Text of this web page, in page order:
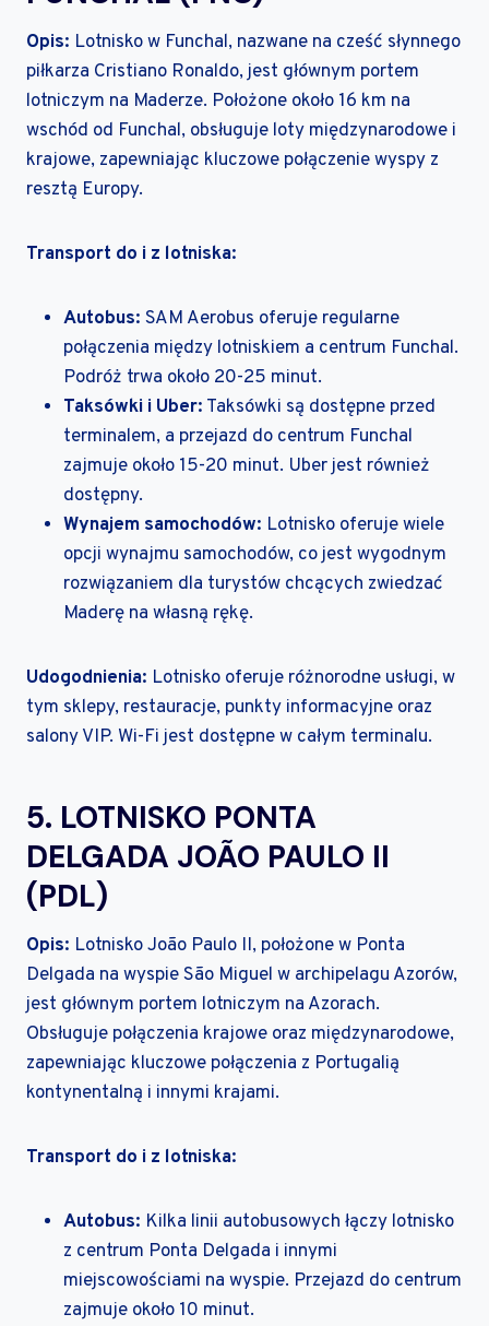
Opis: Lotnisko w Funchal, nazwane na cześć słynnego
piłkarza Cristiano Ronaldo, jest głównym portem
lotniczym na Maderze. Położone około 16 km na
wschód od Funchal, obsługuje loty międzynarodowe i
krajowe, zapewniając kluczowe połączenie wyspy z
resztą Europy.
Transport do i z lotniska:
Autobus: SAM Aerobus oferuje regularne
połączenia między lotniskiem a centrum Funchal.
Podróż trwa około 20-25 minut.
Taksówki i Uber: Taksówki są dostępne przed
terminalem, a przejazd do centrum Funchal
zajmuje około 15-20 minut. Uber jest również
dostępny.
Wynajem samochodów: Lotnisko oferuje wiele
opcji wynajmu samochodów, co jest wygodnym
rozwiązaniem dla turystów chcących zwiedzać
Maderę na własną rękę.
Udogodnienia: Lotnisko oferuje różnorodne usługi, w
tym sklepy, restauracje, punkty informacyjne oraz
salony VIP. Wi-Fi jest dostępne w całym terminalu.
5. LOTNISKO PONTA
DELGADA JOÃO PAULO II
(PDL)
Opis: Lotnisko João Paulo II, położone w Ponta
Delgada na wyspie São Miguel w archipelagu Azorów,
jest głównym portem lotniczym na Azorach.
Obsługuje połączenia krajowe oraz międzynarodowe,
zapewniając kluczowe połączenia z Portugalią
kontynentalną i innymi krajami.
Transport do i z lotniska:
Autobus: Kilka linii autobusowych łączy lotnisko
z centrum Ponta Delgada i innymi
miejscowościami na wyspie. Przejazd do centrum
zajmuje około 10 minut.